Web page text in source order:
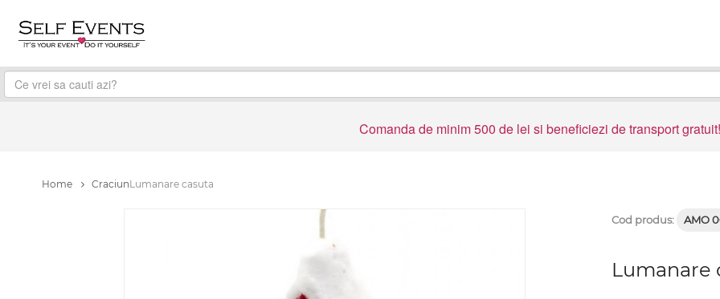
Comanda de minim 500 de lei si beneficiezi de transport gratuit!
Home CraciunLumanare casuta
Cod produs: AMO
Lumanare